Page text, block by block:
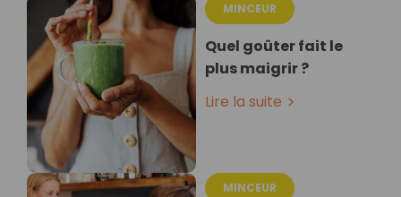
MINCEUR
Quel goûter fait le
plus maigrir ?
Lire la suite
MINCEUR